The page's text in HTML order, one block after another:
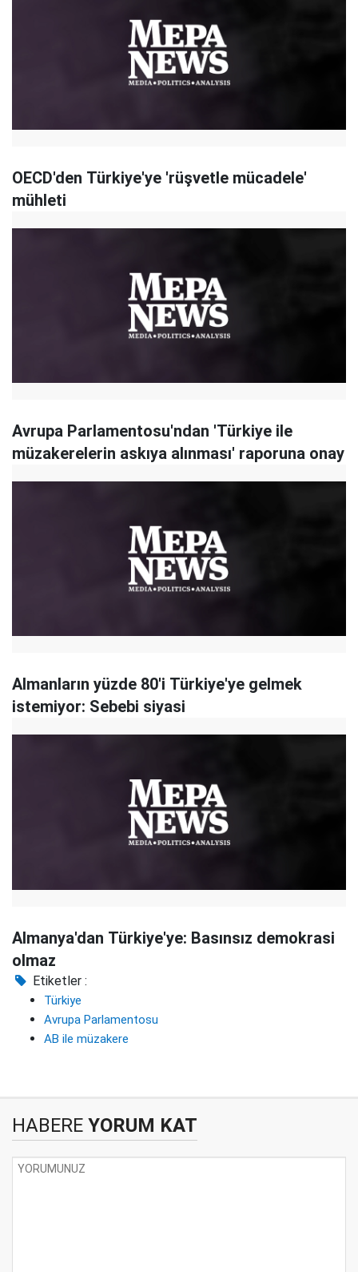
OECD'den Türkiye'ye 'rüşvetle mücadele'
mühleti
Avrupa Parlamentosu'ndan 'Türkiye ile
müzakerelerin askıya alınması' raporuna onay
Almanların yüzde 80'i Türkiye'ye gelmek
istemiyor: Sebebi siyasi
Almanya'dan Türkiye'ye: Basınsız demokrasi
olmaz
Etiketler :
Türkiye
Avrupa Parlamentosu
AB ile müzakere
HABERE YORUM KAT